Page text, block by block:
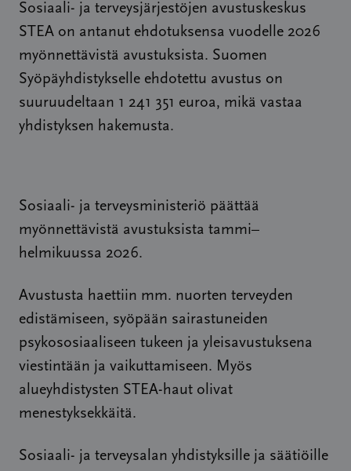
Sosiaali- ja terveysjärjestöjen avustuskeskus
STEA on antanut ehdotuksensa vuodelle 2026
myönnettävistä avustuksista. Suomen
Syöpäyhdistykselle ehdotettu avustus on
suuruudeltaan 1 241 351 euroa, mikä vastaa
yhdistyksen hakemusta.
Sosiaali- ja terveysministeriö päättää
myönnettävistä avustuksista tammi–
helmikuussa 2026.
Avustusta haettiin mm. nuorten terveyden
edistämiseen, syöpään sairastuneiden
psykososiaaliseen tukeen ja yleisavustuksena
viestintään ja vaikuttamiseen. Myös
alueyhdistysten STEA-haut olivat
menestyksekkäitä.
Sosiaali- ja terveysalan yhdistyksille ja säätiöille